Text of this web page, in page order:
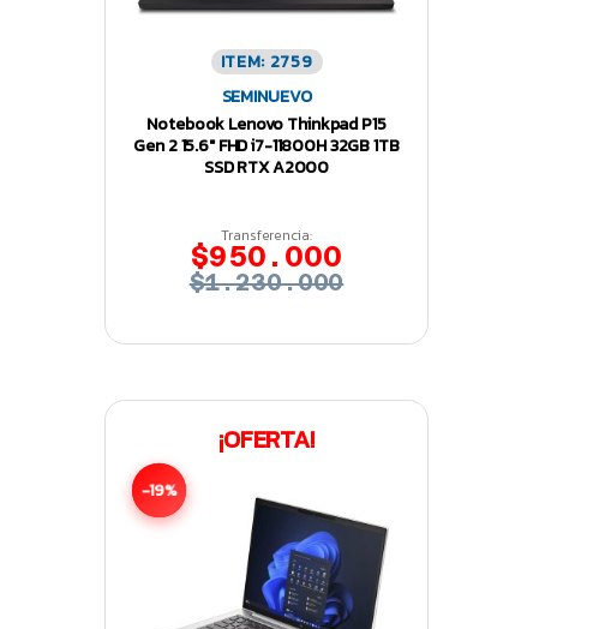
ITEM: 2759
SEMINUEVO
Notebook Lenovo Thinkpad P15
Gen 2 15.6″ FHD i7-11800H 32GB 1TB
SSD RTX A2000
Transferencia:
$950.000
$1.230.000
¡OFERTA!
-19%